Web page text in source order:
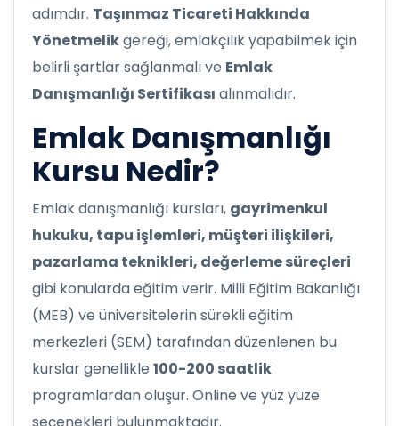
adımdır. Taşınmaz Ticareti Hakkında
Yönetmelikgereği, emlakçılık yapabilmek için
belirli şartlar sağlanmalı ve Emlak
Danışmanlığı Sertifikası alınmalıdır.
Emlak Danışmanlığı
Kursu Nedir?
Emlak danışmanlığı kursları, gayrimenkul
hukuku, tapu işlemleri, müşteri ilişkileri,
pazarlama teknikleri, değerleme süreçleri
gibi konularda eğitim verir. Milli Eğitim Bakanlığı
(MEB) ve üniversitelerin sürekli eğitim
merkezleri (SEM) tarafından düzenlenen bu
kurslar genellikle 100-200 saatlik
programlardan oluşur. Online ve yüz yüze
seçenekleri bulunmaktadır.